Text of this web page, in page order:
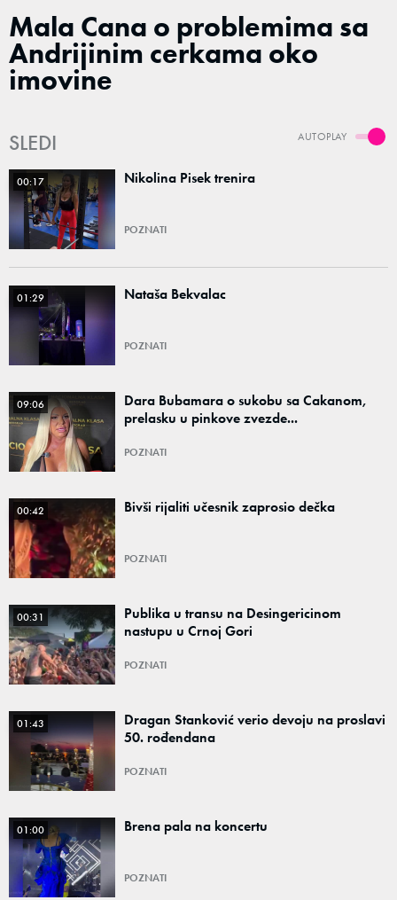
Mala Cana o problemima sa
Andrijinim cerkama oko
imovine
AUTOPLAY
SLEDI
00:17 Nikolina Pisek trenira
POZNATI
01:29 Nataša Bekvalac
POZNATI
09:06
Dara Bubamara o sukobu sa Cakanom,
prelasku u pinkove zvezde...
POZNATI
00:42 Bivši rijaliti učesnik zaprosio dečka
POZNATI
00:31
Publika u transu na Desingericinom
nastupu u Crnoj Gori
POZNATI
01:43
Dragan Stanković verio devoju na proslavi
50. rođendana
POZNATI
01:00 Brena pala na koncertu
POZNATI